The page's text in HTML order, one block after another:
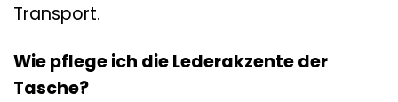
Transport.
Wie pflege ich die Lederakzente der
Tasche?